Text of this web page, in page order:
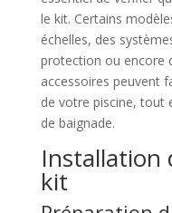
le kit. Certains
échelles, des
protection ou encore
accessoires peuvent
de votre piscine, tout
de baignade.
Installation
kit